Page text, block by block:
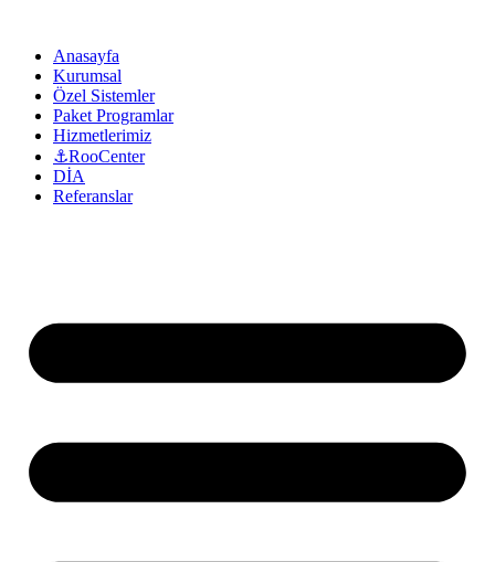
Anasayfa
Kurumsal
Özel Sistemler
Paket Programlar
Hizmetlerimiz
⚓RooCenter
DİA
Referanslar